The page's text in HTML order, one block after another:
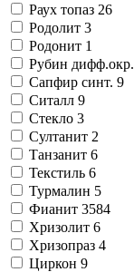
Раух топаз 26
Родолит 3
Родонит 1
Рубин дифф.окр.
Сапфир синт. 9
Ситалл 9
Стекло 3
Султанит 2
Танзанит 6
Текстиль 6
Турмалин 5
Фианит 3584
Хризолит 6
Хризопраз 4
Циркон 9